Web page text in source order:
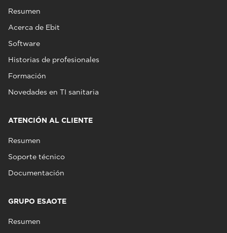
Resumen
Acerca de Ebit
Software
Historias de profesionales
Formación
Novedades en TI sanitaria
ATENCIÓN AL CLIENTE
Resumen
Soporte técnico
Documentación
GRUPO ESAOTE
Resumen